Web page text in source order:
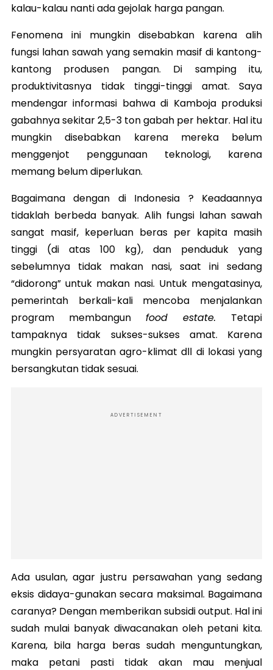
kalau-kalau nanti ada gejolak harga pangan.
Fenomena ini mungkin disebabkan karena alih
fungsi lahan sawah yang semakin masif di kantong-
kantong produsen pangan. Di samping itu,
produktivitasnya tidak tinggi-tinggi amat. Saya
mendengar informasi bahwa di Kamboja produksi
gabahnya sekitar 2,5-3 ton gabah per hektar. Hal itu
mungkin disebabkan karena mereka belum
menggenjot penggunaan teknologi, karena
memang belum diperlukan.
Bagaimana dengan di Indonesia ? Keadaannya
tidaklah berbeda banyak. Alih fungsi lahan sawah
sangat masif, keperluan beras per kapita masih
tinggi (di atas 100 kg), dan penduduk yang
sebelumnya tidak makan nasi, saat ini sedang
“didorong” untuk makan nasi. Untuk mengatasinya,
pemerintah berkali-kali mencoba menjalankan
program membangun food estate. Tetapi
tampaknya tidak sukses-sukses amat. Karena
mungkin persyaratan agro-klimat dll di lokasi yang
bersangkutan tidak sesuai.
ADVERTISEMENT
Ada usulan, agar justru persawahan yang sedang
eksis didaya-gunakan secara maksimal. Bagaimana
caranya? Dengan memberikan subsidi output. Hal ini
sudah mulai banyak diwacanakan oleh petani kita.
Karena, bila harga beras sudah menguntungkan,
maka petani pasti tidak akan mau menjual